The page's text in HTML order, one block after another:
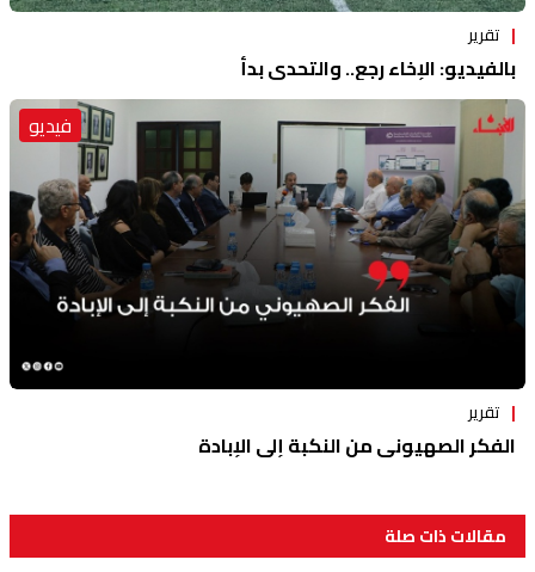
تقرير
بالفيديو: الإخاء رجع.. والتحدي بدأ
فيديو
تقرير
الفكر الصهيوني من النكبة إلى الإبادة
مقالات ذات صلة